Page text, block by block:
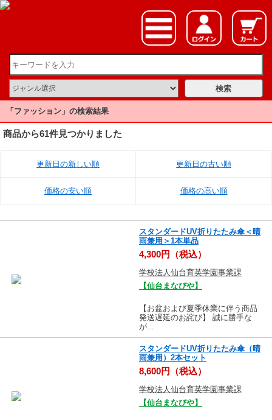
「ファッション」の検索結果
商品から61件見つかりました
更新日の新しい順 更新日の古い順
価格の安い順 価格の高い順
スタンダードUV折りたたみ傘＜晴
雨兼用＞1本単品
4,300円（税込）
学校法人仙台育英学園事業課
【仙台まなびや】
【お盆および夏季休業に伴う商品
発送遅延のお詫び】 誠に勝手な
が...
スタンダードUV折りたたみ傘（晴
雨兼用）2本セット
8,600円（税込）
学校法人仙台育英学園事業課
【仙台まなびや】